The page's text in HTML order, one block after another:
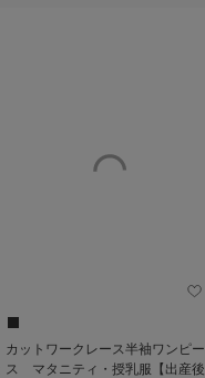
カットワークレース半袖ワンピー
ス マタニティ・授乳服【出産後